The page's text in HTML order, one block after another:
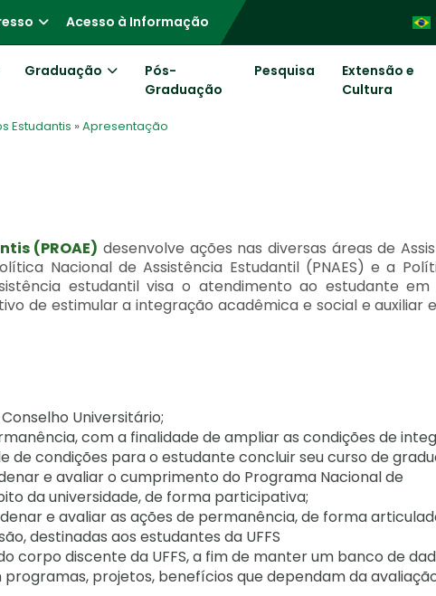
Acesso à Informação
Graduação
Pós-
Graduação
Pesquisa
Extensão e
Cultura
Estudantis » Apresentação
(PROAE) desenvolve ações nas diversas áreas de
Nacional de Assistência Estudantil (PNAES) e a
estudantil visa o atendimento ao estudante em
de estimular a integração acadêmica e social e auxiliar
Universitário;
com a finalidade de ampliar as condições de
de condições para o estudante concluir seu curso de
e avaliar o cumprimento do Programa Nacional de
da universidade, de forma participativa;
e avaliar as ações de permanência, de forma
destinadas aos estudantes da UFFS
corpo discente da UFFS, a fim de manter um banco de
projetos, benefícios que dependam da